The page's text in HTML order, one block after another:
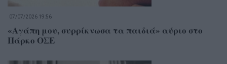
07/07/2026 19:56
«Αγάπη μου, συρρίκνωσα τα παιδιά» αύριο στο
Πάρκο ΟΣΕ